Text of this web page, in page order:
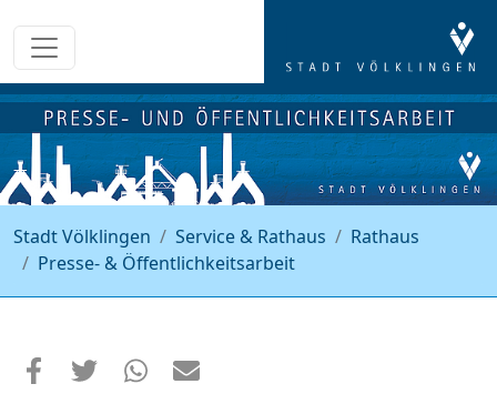
Stadt Völklingen Service & Rathaus
Rathaus
Presse- & Öffentlichkeitsarbeit